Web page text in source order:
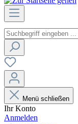
Menü schließen
Ihr Konto
Anmelden